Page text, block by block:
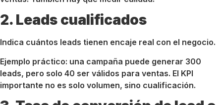
2. Leads cualificados
Indica cuántos leads tienen encaje real con el negocio.
Ejemplo práctico: una campaña puede generar 300
leads, pero solo 40 ser válidos para ventas. El KPI
importante no es solo volumen, sino cualificación.